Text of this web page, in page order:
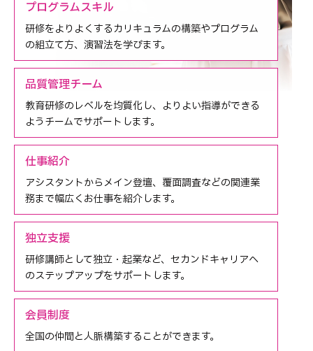
プログラムスキル
研修をよりよくするカリキュラムの構築やプログラム
の組立て方、演習法を学びます。
品質管理チーム
教育研修のレベルを均質化し、よりよい指導ができる
ようチームでサポートします。
仕事紹介
アシスタントからメイン登壇、覆面調査などの関連業
務まで幅広くお仕事を紹介します。
独立支援
研修講師として独立・起業など、セカンドキャリアへ
のステップアップをサポートします。
会員制度
全国の仲間と人脈構築することができます。